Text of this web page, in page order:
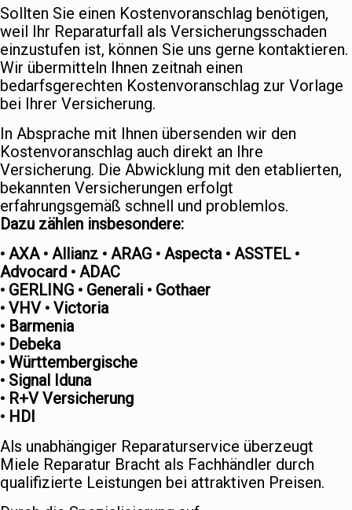
Sollten Sie einen Kostenvoranschlag benötigen,
weil Ihr Reparaturfall als Versicherungsschaden
einzustufen ist, können Sie uns gerne kontaktieren.
Wir übermitteln Ihnen zeitnah einen
bedarfsgerechten Kostenvoranschlag zur Vorlage
bei Ihrer Versicherung.
In Absprache mit Ihnen übersenden wir den
Kostenvoranschlag auch direkt an Ihre
Versicherung. Die Abwicklung mit den etablierten,
bekannten Versicherungen erfolgt
erfahrungsgemäß schnell und problemlos.
Dazu zählen insbesondere:
• AXA • Allianz • ARAG • Aspecta • ASSTEL •
Advocard • ADAC
• GERLING • Generali • Gothaer
• VHV • Victoria
• Barmenia
• Debeka
• Württembergische
• Signal Iduna
• R+V Versicherung
• HDI
Als unabhängiger Reparaturservice überzeugt
Miele Reparatur Bracht als Fachhändler durch
qualifizierte Leistungen bei attraktiven Preisen.